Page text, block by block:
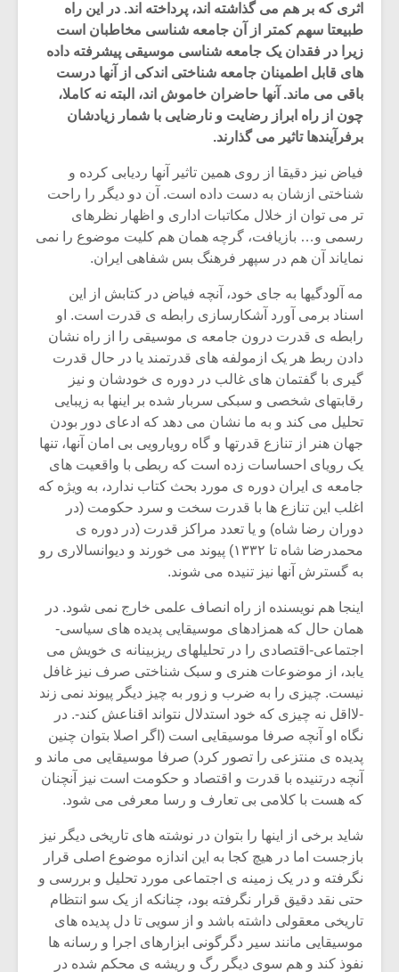
اثری که بر هم می گذاشته اند، پرداخته اند. در این راه
طبیعتا سهم کمتر از آن جامعه شناسی مخاطبان است
زیرا در فقدان یک جامعه شناسی موسیقی پیشرفته داده
های قابل اطمینان جامعه شناختی اندکی از آنها درست
باقی می ماند. آنها حاضران خاموش اند، البته نه کاملا،
چون از راه ابراز رضایت و نارضایی با شمار زیادشان
برفرآیندها تاثیر می گذارند.
فیاض نیز دقیقا از روی همین تاثیر آنها ردیابی کرده و
شناختی ازشان به دست داده است. آن دو دیگر را راحت
تر می توان از خلال مکاتبات اداری و اظهار نظرهای
رسمی و… بازیافت، گرچه همان هم کلیت موضوع را نمی
نمایاند آن هم در سپهر فرهنگ بس شفاهی ایران.
مه آلودگیها به جای خود، آنچه فیاض در کتابش از این
اسناد برمی آورد آشکارسازی رابطه ی قدرت است. او
رابطه ی قدرت درون جامعه ی موسیقی را از راه نشان
دادن ربط هر یک ازمولفه های قدرتمند یا در حال قدرت
گیری با گفتمان های غالب در دوره ی خودشان و نیز
رقابتهای شخصی و سبکی سربار شده بر اینها به زیبایی
تحلیل می کند و به ما نشان می دهد که ادعای دور بودن
جهان هنر از تنازع قدرتها و گاه رویارویی بی امان آنها، تنها
یک رویای احساسات زده است که ربطی با واقعیت های
جامعه ی ایران دوره ی مورد بحث کتاب ندارد، به ویژه که
اغلب این تنازع ها با قدرت سخت و سرد حکومت (در
دوران رضا شاه) و یا تعدد مراکز قدرت (در دوره ی
محمدرضا شاه تا ۱۳۳۲) پیوند می خورند و دیوانسالاری رو
به گسترش آنها نیز تنیده می شوند.
اینجا هم نویسنده از راه انصاف علمی خارج نمی شود. در
همان حال که همزادهای موسیقایی پدیده های سیاسی-
اجتماعی-اقتصادی را در تحلیلهای ریزبینانه ی خویش می
یابد، از موضوعات هنری و سبک شناختی صرف نیز غافل
نیست. چیزی را به ضرب و زور به چیز دیگر پیوند نمی زند
-لااقل نه چیزی که خود استدلال نتواند اقناعش کند-. در
نگاه او آنچه صرفا موسیقایی است (اگر اصلا بتوان چنین
پدیده ی منتزعی را تصور کرد) صرفا موسیقایی می ماند و
آنچه درتنیده با قدرت و اقتصاد و حکومت است نیز آنچنان
که هست با کلامی بی تعارف و رسا معرفی می شود.
شاید برخی از اینها را بتوان در نوشته های تاریخی دیگر نیز
بازجست اما در هیچ کجا به این اندازه موضوع اصلی قرار
نگرفته و در یک زمینه ی اجتماعی مورد تحلیل و بررسی و
حتی نقد دقیق قرار نگرفته بود، چنانکه از یک سو انتظام
تاریخی معقولی داشته باشد و از سویی تا دل پدیده های
موسیقایی مانند سیر دگرگونی ابزارهای اجرا و رسانه ها
نفوذ کند و هم سوی دیگر رگ و ریشه ی محکم شده در
میکلوش روژا
یادداشتی بر موسیقی
متن فیلم «متری
اگر نمی توانی
مشهورترین باشی،
بدنام ترین باش
موریس ژار
دوره
برگزار
موسیقی